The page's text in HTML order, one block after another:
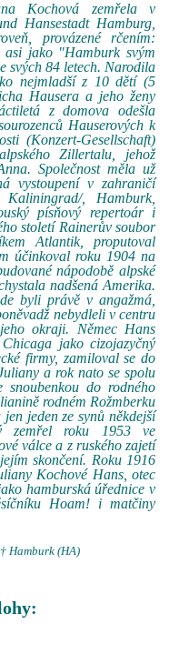
Kochová zemřela v
Hansestadt Hamburg,
provázené rčením:
jako "Hamburk svým
svých 84 letech. Narodila
nejmladší z 10 dětí (5
Hausera a jeho ženy
z domova odešla
Hauserových k
(Konzert-Gesellschaft)
Zillertalu, jehož
Společnost měla už
vystoupení v zahraničí
, Hamburk,
písňový repertoár i
století Rainerův soubor
Atlantik, proputoval
účinkoval roku 1904 na
nápodobě alpské
nadšená Amerika.
byli právě v angažmá,
nebydleli v centru
okraji. Němec Hans
jako cizojazyčný
firmy, zamiloval se do
a rok nato se spolu
do rodného
rodném Rožmberku
jeden ze synů někdejší
zemřel roku 1953 ve
válce a z ruského zajetí
skončení. Roku 1916
Kochové Hans, otec
hamburská úřednice v
Hoam! i matčiny
Hamburk (HA)